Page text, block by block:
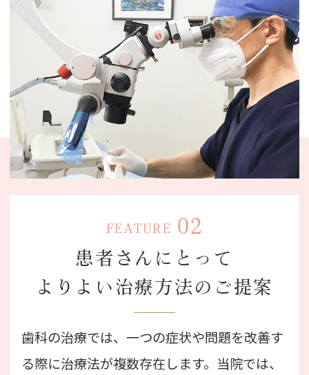
FEATURE 02
患者さんに とって
よりよい 治療方法の ご提案
歯科の治療では、一つの症状や問題を改善す
る際に治療法が複数存在します。当院では、